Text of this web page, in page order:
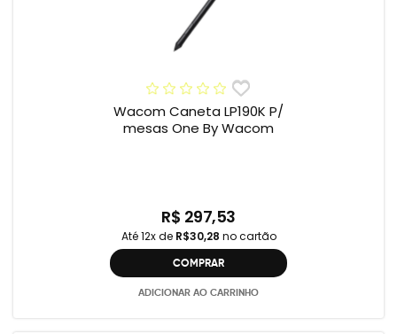
Wacom Caneta LP190K P/
mesas One By Wacom
R$ 297,53
Até 12x de R$30,28 no cartão
COMPRAR
ADICIONAR AO CARRINHO